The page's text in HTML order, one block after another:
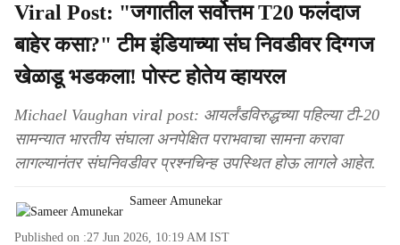
Viral Post: "जगातील सर्वोत्तम T20 फलंदाज
बाहेर कसा?" टीम इंडियाच्या संघ निवडीवर दिग्गज
खेळाडू भडकला! पोस्ट होतेय व्हायरल
Michael Vaughan viral post: आयर्लंडविरुद्धच्या पहिल्या टी-20
सामन्यात भारतीय संघाला अनपेक्षित पराभवाचा सामना करावा
लागल्यानंतर संघनिवडीवर प्रश्नचिन्ह उपस्थित होऊ लागले आहेत.
Sameer Amunekar
Published on :27 Jun 2026, 10:19 AM IST